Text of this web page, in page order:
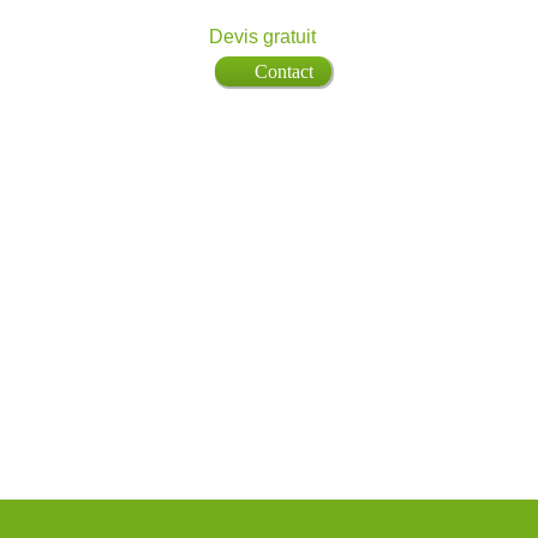
Devis gratuit
Contact